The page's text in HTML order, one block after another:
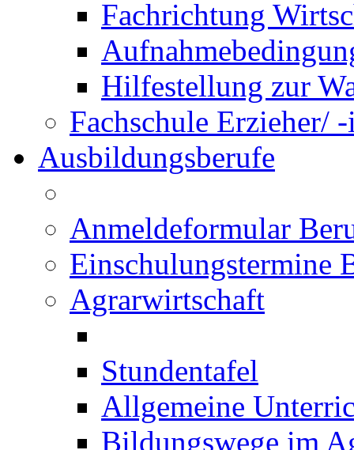
Fachrichtung
Hilfestellung zur
Fachschule Erzieher/
Ausbildungsberufe
Anmeldeformular
Einschulungstermine
Agrarwirtschaft
Stundentafel
Allgemeine
Bildungswege im